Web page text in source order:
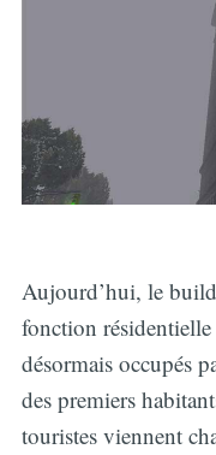
Aujourd’hui, le
fonction résidentielle
désormais occupés
des premiers
touristes viennent